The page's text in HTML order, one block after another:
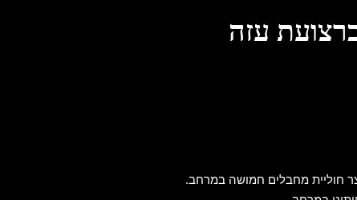
עזה